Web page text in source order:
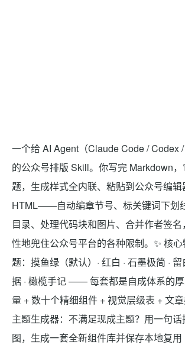
一个给 AI Agent（Claude Code / Codex
的公众号排版 Skill。你写完 Markdown
题，生成样式全内联、粘贴到公众号编
HTML——自动编章节号、标关键词下划
目录、处理代码块和图片、合并作者签
性地兜住公众号平台的各种限制。✨ 核
题：摸鱼绿（默认）· 红白 · 石墨极简 ·
据 · 橄榄手记 —— 每套都是自成体系的
量 + 数十个精细组件 + 视觉层级表 + 文章
主题生成器：不满足现成主题？用一句
图，生成一套全新组件库并保存本地复用